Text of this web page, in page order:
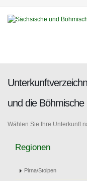
und die Böhmische
Wählen Sie Ihre Unterkunft
Regionen
Pirna/Stolpen